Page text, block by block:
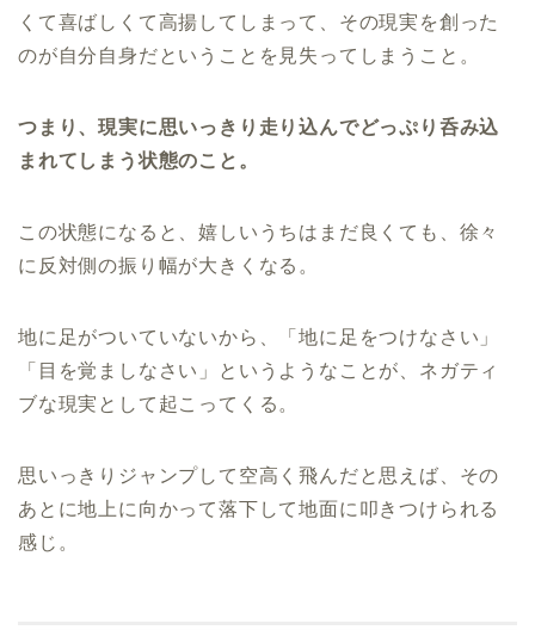
くて喜ばしくて高揚してしまって、その現実を創った
のが自分自身だということを見失ってしまうこと。
つまり、現実に思いっきり走り込んでどっぷり呑み込
まれてしまう状態のこと。
この状態になると、嬉しいうちはまだ良くても、徐々
に反対側の振り幅が大きくなる。
地に足がついていないから、「地に足をつけなさい」
「目を覚ましなさい」というようなことが、ネガティ
ブな現実として起こってくる。
思いっきりジャンプして空高く飛んだと思えば、その
あとに地上に向かって落下して地面に叩きつけられる
感じ。